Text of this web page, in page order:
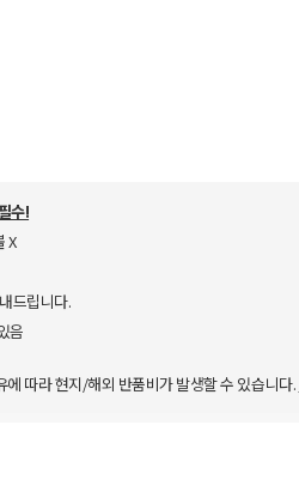
수!
X
드립니다.
음
따라 현지/해외 반품비가 발생할 수 있습니다.